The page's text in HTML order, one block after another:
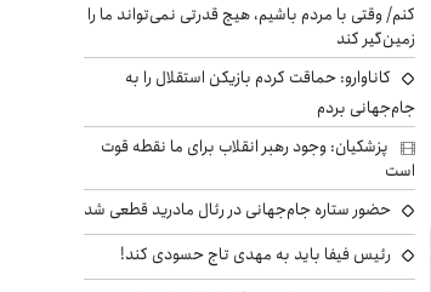
کنم/ وقتی با مردم باشیم، هیچ قدرتی نمی‌تواند ما را
زمین‌گیر کند
کاناوارو: حماقت کردم بازیکن استقلال را به
جام‌جهانی بردم
پزشکیان: وجود رهبر انقلاب برای ما نقطه قوت
است
حضور ستاره جام‌جهانی در رئال مادرید قطعی شد
رئیس فیفا باید به مهدی تاج حسودی کند!